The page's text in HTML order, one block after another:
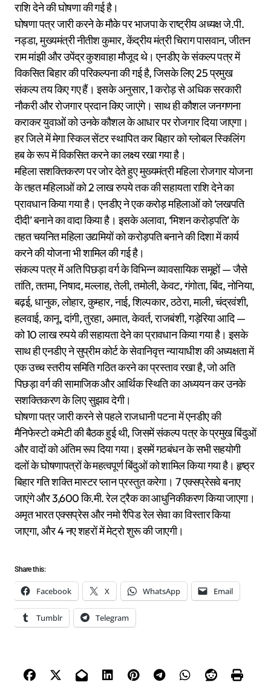
राशि देने की घोषणा की गई है।
घोषणा पत्र जारी करने के मौके पर भाजपा के राष्ट्रीय अध्यक्ष जे.पी.
नड्डा, मुख्यमंत्री नीतीश कुमार, केंद्रीय मंत्री चिराग पासवान, जीतन
राम मांझी और उपेंद्र कुशवाहा मौजूद थे। एनडीए के संकल्प पत्र में
विकसित बिहार की परिकल्पना की गई है, जिसके लिए 25 प्रमुख
संकल्प तय किए गए हैं। इसके अनुसार, 1 करोड़ से अधिक सरकारी
नौकरी और रोजगार प्रदान किए जाएंगे। साथ ही कौशल जनगणना
कराकर युवाओं को उनके कौशल के आधार पर रोजगार दिया जाएगा।
हर जिले में मेगा स्किल सेंटर स्थापित कर बिहार को ग्लोबल स्किलिंग
हब के रूप में विकसित करने का लक्ष्य रखा गया है।
महिला सशक्तिकरण पर जोर देते हुए मुख्यमंत्री महिला रोजगार योजना
के तहत महिलाओं को 2 लाख रुपये तक की सहायता राशि देने का
प्रावधान किया गया है। एनडीए ने एक करोड़ महिलाओं को ‘लखपति
दीदी’ बनाने का वादा किया है। इसके अलावा, ‘मिशन करोड़पति’ के
तहत चयनित महिला उद्यमियों को करोड़पति बनाने की दिशा में कार्य
करने की योजना भी शामिल की गई है।
संकल्प पत्र में अति पिछड़ा वर्ग के विभिन्न व्यावसायिक समूहों — जैसे
तांति, ततमा, निषाद, मल्लाह, तेली, तमोली, केवट, गंगोता, बिंद, नोनिया,
बढ़ई, धानुक, लोहार, कुम्हार, नाई, शिल्पकार, ठठेरा, माली, चंद्रवंशी,
हलवाई, कानू, दांगी, तुरहा, अमात, केवर्त, राजबंशी, गड़ेरिया आदि —
को 10 लाख रुपये की सहायता देने का प्रावधान किया गया है। इसके
साथ ही एनडीए ने सुप्रीम कोर्ट के सेवानिवृत्त न्यायाधीश की अध्यक्षता में
एक उच्च स्तरीय समिति गठित करने का प्रस्ताव रखा है, जो अति
पिछड़ा वर्ग की सामाजिक और आर्थिक स्थिति का अध्ययन कर उनके
सशक्तिकरण के लिए सुझाव देगी।
घोषणा पत्र जारी करने से पहले राजधानी पटना में एनडीए की
मैनिफेस्टो कमेटी की बैठक हुई थी, जिसमें संकल्प पत्र के प्रमुख बिंदुओं
और वादों को अंतिम रूप दिया गया। इसमें गठबंधन के सभी सहयोगी
दलों के घोषणापत्रों के महत्वपूर्ण बिंदुओं को शामिल किया गया है। हृष्ठ्र
बिहार गति शक्ति मास्टर प्लान प्रस्तुत करेगा। 7 एक्सप्रेसवे बनाए
जाएंगे और 3,600 कि.मी. रेल ट्रैक का आधुनिकीकरण किया जाएगा।
अमृत भारत एक्सप्रेस और नमो रैपिड रेल सेवा का विस्तार किया
जाएगा, और 4 नए शहरों में मेट्रो शुरू की जाएगी।
Share this:
Facebook X WhatsApp Email
Tumblr Telegram